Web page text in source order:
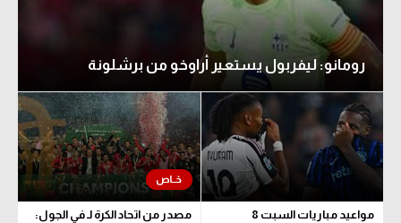
رومانو: ليفربول يستعير أراوخو من برشلونة
مواعيد مباريات السبت 8
مصدر من اتحاد الكرة لـ في الجول: